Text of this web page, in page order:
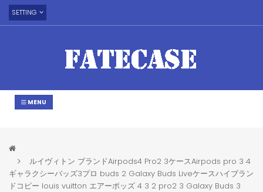
SETTING
MENU
ルイヴィトン ブランドAirpods4 Pro2 3ケースAirpods pro 3 4
ギャラクシーバッズ3プロ buds 2 Galaxy Buds Liveケースハイブラン
ドコピー louis vuitton エアーポッズ 4 3 2 pro2 3 Galaxy Buds 3